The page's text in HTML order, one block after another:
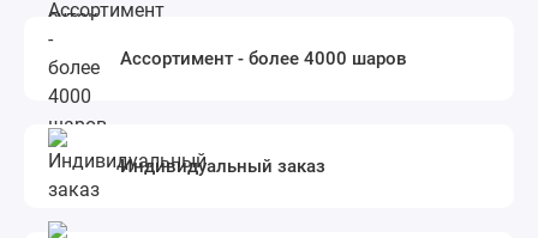
Ассортимент - более 4000 шаров
Индивидуальный заказ